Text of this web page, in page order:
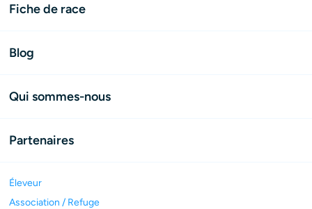
Fiche de race
Blog
Qui sommes-nous
Partenaires
Éleveur
Association / Refuge